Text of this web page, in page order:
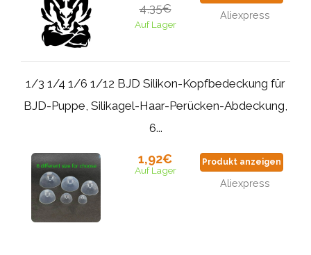
4,35€
Auf Lager
Aliexpress
1/3 1/4 1/6 1/12 BJD Silikon-Kopfbedeckung für
BJD-Puppe, Silikagel-Haar-Perücken-Abdeckung,
6...
1,92€
Auf Lager
Produkt anzeigen
Aliexpress